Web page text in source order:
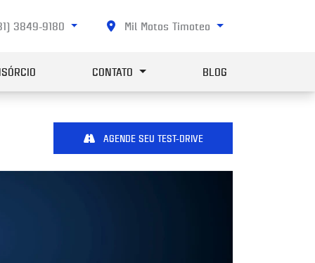
3849-9180 Mil Motos Timoteo
CONTATO BLOG
AGENDE SEU TEST-DRIVE